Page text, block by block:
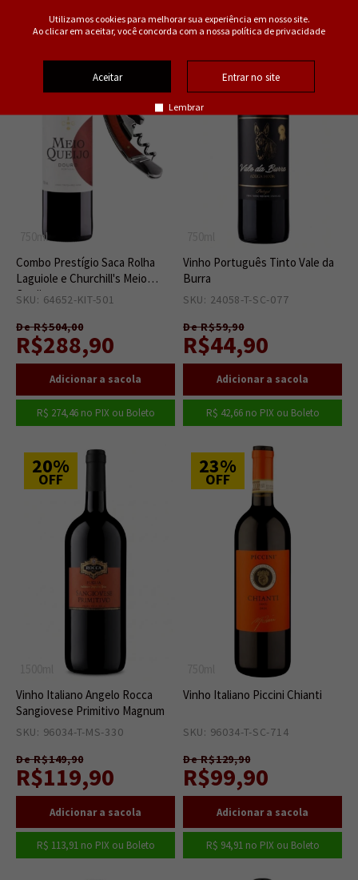
Utilizamos cookies para melhorar sua experiência em nosso site.
Ao clicar em aceitar, você concorda com a nossa política de privacidade
Aceitar Entrar no site
Lembrar
750ml
43%
Combo Prestígio Saca Rolha
Laguiole e Churchill's Meio
Queijo
SKU: 64652-KIT-501
De R$504,00
R$288,90
R$ 274,46no PIX ou Boleto
25%
Vinho Português Tinto Vale da
Burra
SKU: 24058-T-SC-077
De R$59,90
R$44,90
R$ 42,66no PIX ou Boleto
20%
OFF
Vinho Italiano Angelo Rocca
Sangiovese Primitivo Magnum
SKU: 96034-T-MS-330
De R$149,90
R$119,90
R$ 113,91no PIX ou Boleto
23%
OFF
Vinho Italiano Piccini Chianti
SKU: 96034-T-SC-714
De R$129,90
R$99,90
R$ 94,91no PIX ou Boleto